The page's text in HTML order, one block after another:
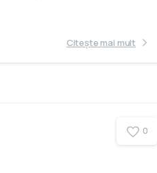
Citește mai mult
0